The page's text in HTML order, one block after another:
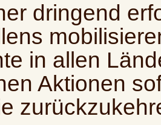
dringend
in allen
Aktionen